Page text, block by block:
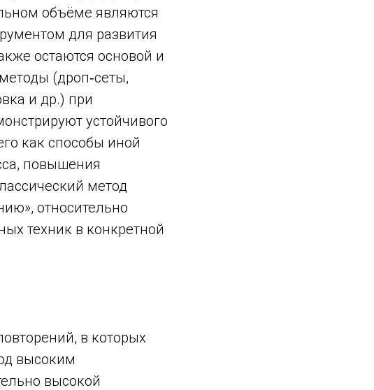
объёме являются
для развития
остаются основой и
(дроп‑сеты,
и др.) при
устойчивого
как способы иной
повышения
метод
относительно
техник в конкретной
в которых
высоким
высокой